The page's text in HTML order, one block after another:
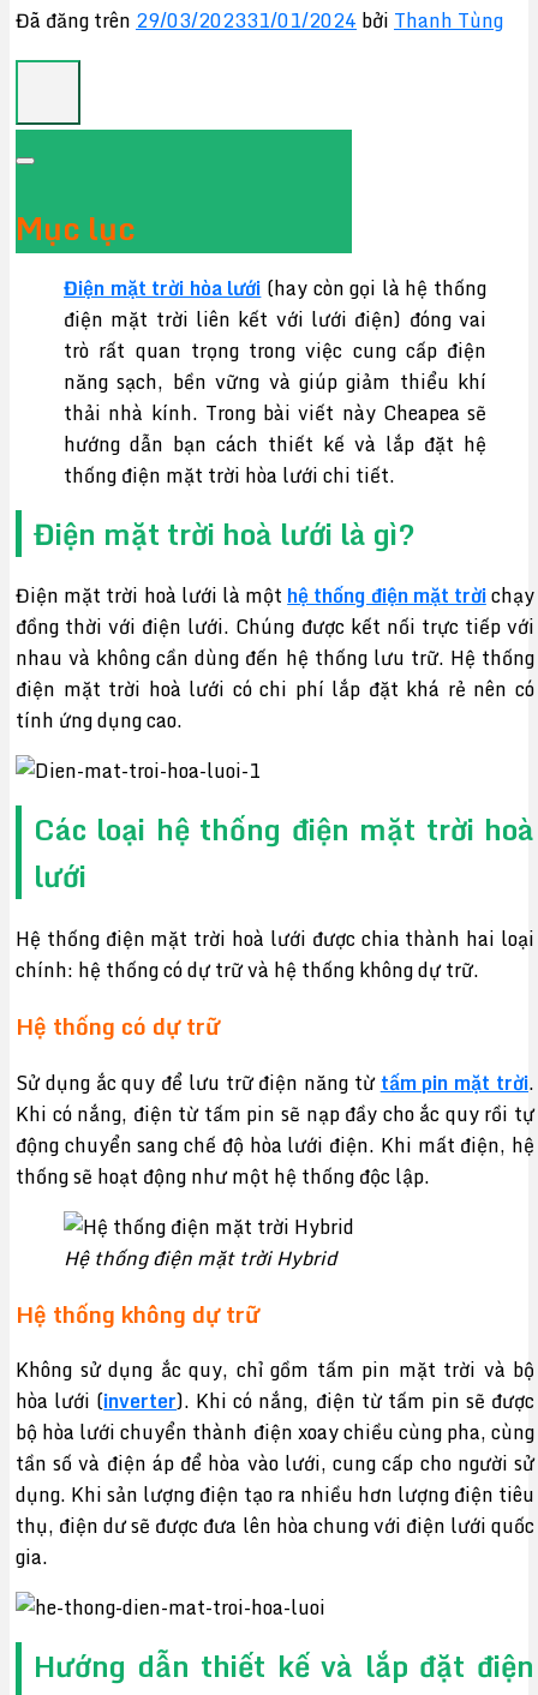
Đã đăng trên 29/03/202331/01/2024 bởi Thanh Tùng
Mục lục
Điện mặt trời hòa lưới (hay còn gọi là hệ thống
điện mặt trời liên kết với lưới điện) đóng vai
trò rất quan trọng trong việc cung cấp điện
năng sạch, bền vững và giúp giảm thiểu khí
thải nhà kính. Trong bài viết này Cheapea sẽ
hướng dẫn bạn cách thiết kế và lắp đặt hệ
thống điện mặt trời hòa lưới chi tiết.
Điện mặt trời hoà lưới là gì?
Điện mặt trời hoà lưới là mộthệ thống điện mặt trờichạy
đồng thời với điện lưới. Chúng được kết nối trực tiếp với
nhau và không cần dùng đến hệ thống lưu trữ. Hệ thống
điện mặt trời hoà lưới có chi phí lắp đặt khá rẻ nên có
tính ứng dụng cao.
Các loại hệ thống điện mặt trời hoà
lưới
Hệ thống điện mặt trời hoà lưới được chia thành hai loại
chính: hệ thống có dự trữ và hệ thống không dự trữ.
Hệ thống có dự trữ
Sử dụng ắc quy để lưu trữ điện năng từtấm pin mặt trời.
Khi có nắng, điện từ tấm pin sẽ nạp đầy cho ắc quy rồi tự
động chuyển sang chế độ hòa lưới điện. Khi mất điện, hệ
thống sẽ hoạt động như một hệ thống độc lập.
Hệ thống điện mặt trời Hybrid
Hệ thống không dự trữ
Không sử dụng ắc quy, chỉ gồm tấm pin mặt trời và bộ
hòa lưới (inverter). Khi có nắng, điện từ tấm pin sẽ được
bộ hòa lưới chuyển thành điện xoay chiều cùng pha, cùng
tần số và điện áp để hòa vào lưới, cung cấp cho người sử
dụng. Khi sản lượng điện tạo ra nhiều hơn lượng điện tiêu
thụ, điện dư sẽ được đưa lên hòa chung với điện lưới quốc
gia.
Hướng dẫn thiết kế và lắp đặt điện